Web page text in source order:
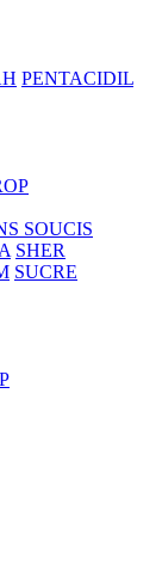
PENTACIDIL
SOUCIS
SHER
SUCRE